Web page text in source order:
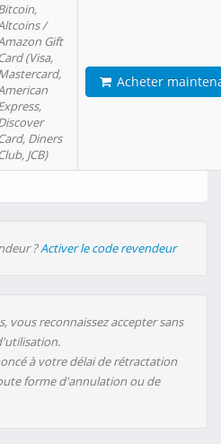
/
Gift
(Visa,
Diners
JCB)
Acheter
?Activer le code revendeur
vous reconnaissez accepter sans
à votre délai de rétractation
forme d'annulation ou de